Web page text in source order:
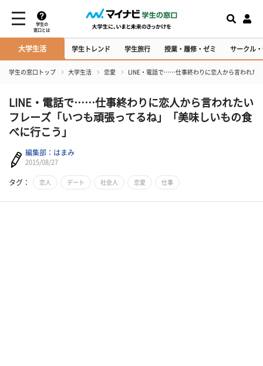
学生の
窓口とは
大学生活 学生トレンド 学生旅行 授業・履修・ゼミ サークル
学生の窓口トップ 大学生活 恋愛 LINE・電話で……仕事終わりに恋人から言われた
LINE・電話で……仕事終わりに恋人から言われたい
フレーズ「いつも頑張ってるね」「美味しいもの食
べに行こう」
編集部：はまみ
2015/08/27
タグ： 恋人 デート 社会人 恋愛 仕事